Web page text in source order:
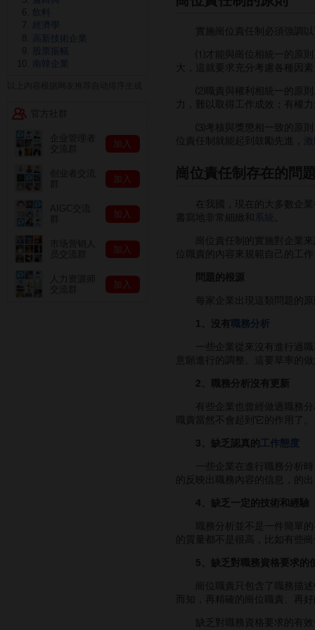
實施崗位責任制必須強調以
⑴才能與崗位相統一的原則。
大，這就要求充分考慮各種因
⑵職責與權利相統一的原則。
力，難以取得工作成效；有權
⑶考核與獎懲相一致的原則
位責任制就能起到鼓勵先進，
崗位責任制存在的問
在我國，現在的大多數企業
書寫地非常細緻和 系統
崗位責任制的實施對企業來
位職責的內容來規範自己的工
問題的根源
每家企業出現這類問題的原
1、沒有 職務分析
一些企業從來沒有進行過職
意願進行的調整。這要草率的
2、職務分析沒有更新
有些企業也曾經做過職務分
職責當然不會起到它的作用了。
3、缺乏認真的工作態度
一些企業在進行職務分析時
的反映出職務內容的信息，的
4、缺乏一定的技術和經驗
職務分析並不是一件簡單的
的質量都不是很高，比如有些
5、缺乏對職務資格要求的
崗位職責只包含了職務描述
而知，再精確的崗位職責、再
缺乏對職務資格要求的有效
飲料
經濟學
高新技術企業
股票振幅
南韓企業
加入
加入
加入
加入
加入